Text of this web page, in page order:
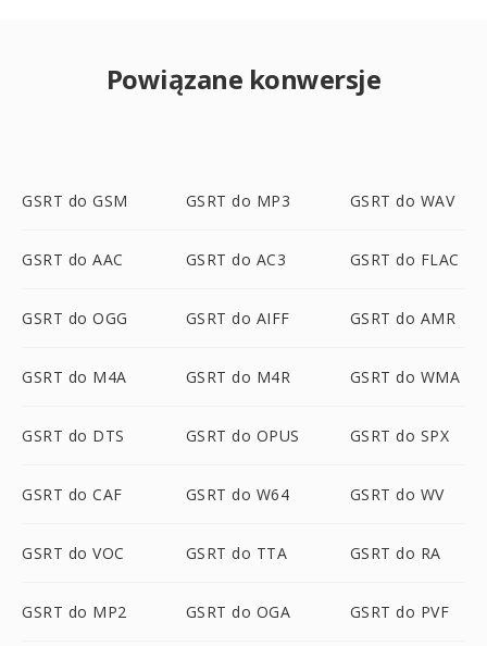
Powiązane konwersje
GSRT do GSM GSRT do MP3 GSRT do WAV
GSRT do AAC GSRT do AC3 GSRT do FLAC
GSRT do OGG GSRT do AIFF GSRT do AMR
GSRT do M4A GSRT do M4R GSRT do WMA
GSRT do DTS GSRT do OPUS GSRT do SPX
GSRT do CAF GSRT do W64 GSRT do WV
GSRT do VOC GSRT do TTA GSRT do RA
GSRT do MP2 GSRT do OGA GSRT do PVF